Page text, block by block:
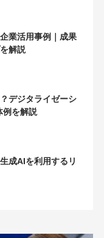
業活用事例｜成果
解説
デジタライゼーシ
例を解説
成AIを利用するリ